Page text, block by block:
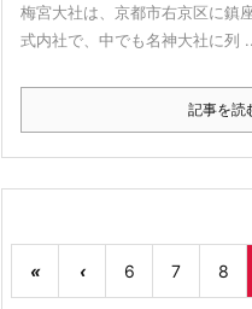
梅宮大社は、京都市右京区に鎮
式内社で、中でも名神大社に列
記事を読
« ‹ 6 7 8